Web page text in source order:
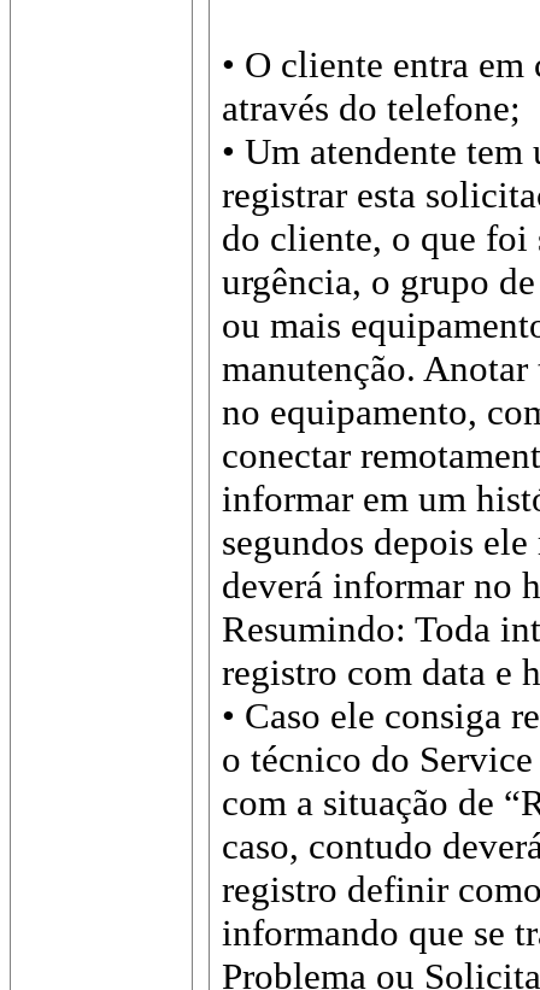
• O cliente entra
através do telefone;
• Um atendente
registrar esta
do cliente, o que
urgência, o grupo
ou mais
manutenção.
no equipamento,
conectar
informar em um
segundos depois
deverá informar no
Resumindo: Toda
registro com data e
• Caso ele consiga
o técnico do
com a situação de
caso, contudo
registro definir
informando que se
Problema ou